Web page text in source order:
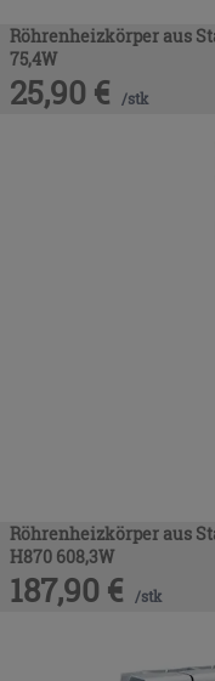
Röhrenheizkörper aus
75,4W
25,90 € /stk
Röhrenheizkörper aus
H870 608,3W
187,90 € /stk